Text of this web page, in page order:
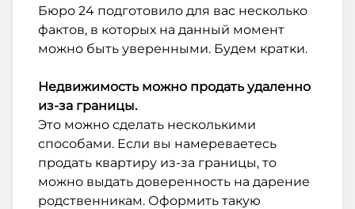
Бюро 24 подготовило для вас несколько
фактов, в которых на данный момент
можно быть уверенными. Будем кратки.
Недвижимость можно продать удаленно
из-за границы.
Это можно сделать несколькими
способами. Если вы намереваетесь
продать квартиру из-за границы, то
можно выдать доверенность на дарение
родственникам. Оформить такую